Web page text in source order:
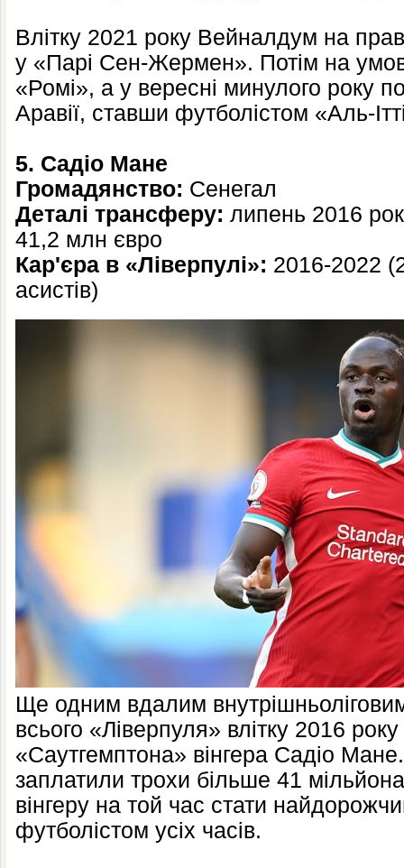
Влітку 2021 року Вейналдум на
у «Парі Сен-Жермен». Потім на
«Ромі», а у вересні минулого року
Аравії, ставши футболістом «Аль-
5. Садіо Мане
Громадянство: Сенегал
Деталі трансферу: липень 2016
41,2 млн євро
Кар'єра в «Ліверпулі»: 2016-2022
асистів)
Ще одним вдалим
всього «Ліверпуля» влітку 2016 року
«Саутгемптона» вінгера Садіо
заплатили трохи більше 41
вінгеру на той час стати
футболістом усіх часів.